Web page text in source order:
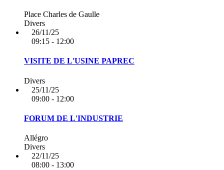
Place Charles de Gaulle
Divers
26/11/25
09:15 - 12:00
VISITE DE L'USINE PAPREC
Divers
25/11/25
09:00 - 12:00
FORUM DE L'INDUSTRIE
Allégro
Divers
22/11/25
08:00 - 13:00